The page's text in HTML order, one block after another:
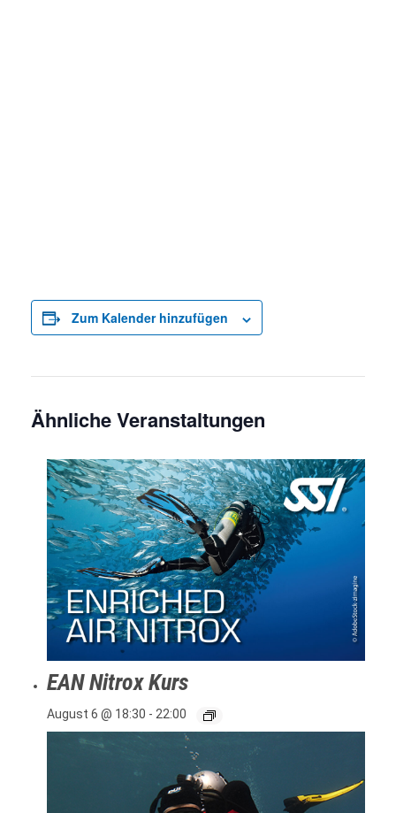
Zum Kalender hinzufügen
Ähnliche Veranstaltungen
EAN Nitrox Kurs
August 6 @ 18:30 -22:00